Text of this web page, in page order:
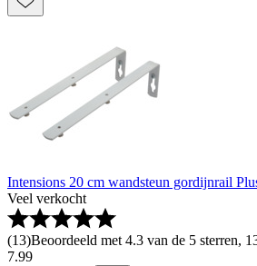
Intensions 20 cm wandsteun gordijnrail
Veel verkocht
(13)Beoordeeld met 4.3 van de 5 sterren,
7.99